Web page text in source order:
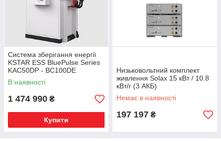
Система зберігання енергії
KSTAR ESS BluePulse Series
KAC50DP - BC100DE
В наявності
1 474 990 ₴
Купити
Низьковольтний комплект
живлення Solax 15 кВт / 10.8
кВт/г (3 АКБ)
Немає в наявності
197 197 ₴